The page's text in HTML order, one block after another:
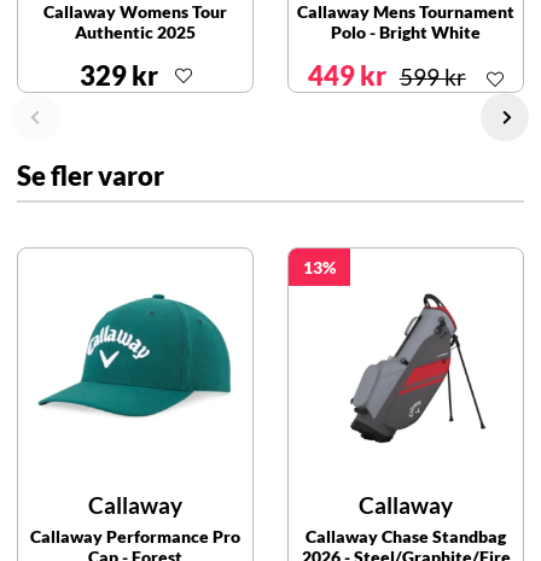
Callaway Womens Tour
Authentic 2025
329 kr
Callaway Mens Tournament
Polo - Bright White
449 kr 599 kr
Se fler varor
Callaway
Callaway Performance Pro
Cap - Forest
13
Callaway
Callaway Chase Standbag
2026 - Steel/Graphite/Fire